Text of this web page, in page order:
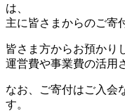
は、
主に皆さまからのご寄
皆さま方からお預かり
運営費や事業費の活用
なお、ご寄付はご入会
す。